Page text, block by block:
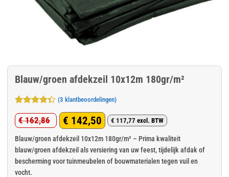
Blauw/groen afdekzeil 10x12m 180gr/m²
Gewaardeerd
4.33op 5
gebaseerd
op
3
klant
waarderingen
(3 klantbeoordelingen)
€162,86
Oorspronkelijke
prijs
was:
€ 162,86.
€ 142,50
Huidige
prijs
is:
€ 142,50.
€ 117,77 excl. BTW
Blauw/groen afdekzeil 10x12m 180gr/m² – Prima kwaliteit
blauw/groen afdekzeil als versiering van uw feest, tijdelijk afdak of
bescherming voor tuinmeubelen of bouwmaterialen tegen vuil en
vocht.